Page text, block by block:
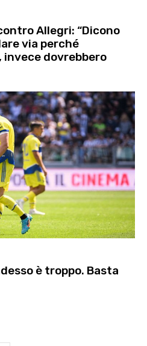
Allegri: “Dicono
via perché
invece dovrebbero
è troppo. Basta